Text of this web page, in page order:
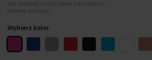
Jak zamówić z nadrukiem lub haftem? ›
Galeria realizacji ›
Wybierz kolor: